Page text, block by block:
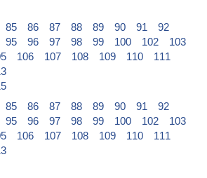
85 86 87 88 89 90 91
92
95 96 97 98 99 100 102
103
106 107 108 109 110
111
85 86 87 88 89 90 91
92
95 96 97 98 99 100 102
103
106 107 108 109 110
111